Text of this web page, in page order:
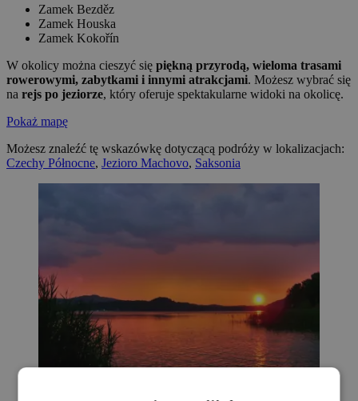
Zamek Bezděz
Zamek Houska
Zamek Kokořín
W okolicy można cieszyć się piękną przyrodą, wieloma trasami
rowerowymi, zabytkami i innymi atrakcjami. Możesz wybrać się
na rejs po jeziorze, który oferuje spektakularne widoki na okolicę.
Pokaż mapę
Możesz znaleźć tę wskazówkę dotyczącą podróży w lokalizacjach:
Czechy Północne, Jezioro Machovo, Saksonia